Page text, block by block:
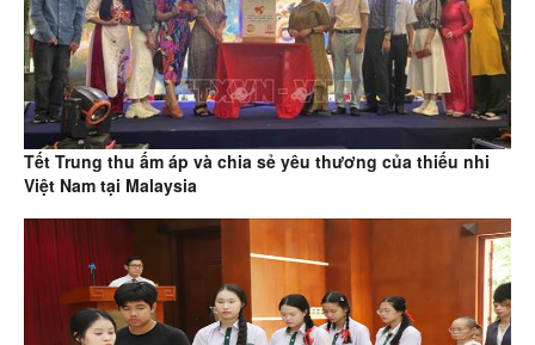
Tết Trung thu ấm áp và chia sẻ yêu thương của thiếu nhi
Việt Nam tại Malaysia